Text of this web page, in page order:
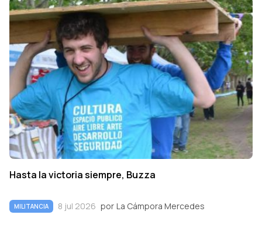
Hasta la victoria siempre, Buzza
MILITANCIA 8 jul 2026 por La Cámpora Mercedes